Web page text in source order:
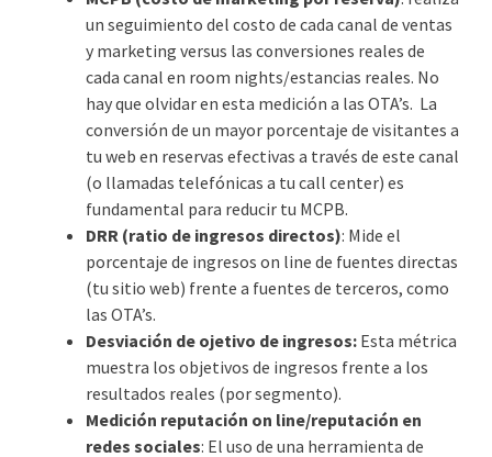
un seguimiento del costo de cada canal de ventas
y marketing versus las conversiones reales de
cada canal en room nights/estancias reales. No
hay que olvidar en esta medición a las OTA’s. La
conversión de un mayor porcentaje de visitantes a
tu web en reservas efectivas a través de este canal
(o llamadas telefónicas a tu call center) es
fundamental para reducir tu MCPB.
DRR (ratio de ingresos directos): Mide el
porcentaje de ingresos on line de fuentes directas
(tu sitio web) frente a fuentes de terceros, como
las OTA’s.
Desviación de ojetivo de ingresos: Esta métrica
muestra los objetivos de ingresos frente a los
resultados reales (por segmento).
Medición reputación on line/reputación en
redes sociales: El uso de una herramienta de